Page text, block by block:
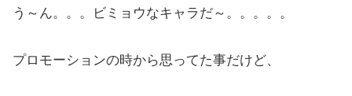
う～ん。。。ビミョウなキャラだ～。。。。。
プロモーションの時から思ってた事だけど、